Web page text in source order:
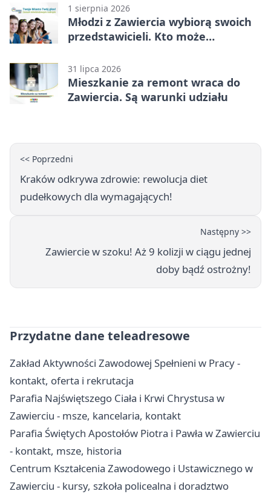
1 sierpnia 2026
Młodzi z Zawiercia wybiorą swoich
przedstawicieli. Kto może
31 lipca 2026
Mieszkanie za remont wraca do
Zawiercia. Są warunki udziału
<< Poprzedni
Kraków odkrywa zdrowie: rewolucja diet
pudełkowych dla wymagających!
Następny >>
Zawiercie w szoku! Aż 9 kolizji w ciągu jednej
doby bądź ostrożny!
Przydatne dane teleadresowe
Zakład Aktywności Zawodowej Spełnieni w Pracy -
kontakt, oferta i rekrutacja
Parafia Najświętszego Ciała i Krwi Chrystusa w
Zawierciu - msze, kancelaria, kontakt
Parafia Świętych Apostołów Piotra i Pawła w Zawierciu
- kontakt, msze, historia
Centrum Kształcenia Zawodowego i Ustawicznego w
Zawierciu - kursy, szkoła policealna i doradztwo